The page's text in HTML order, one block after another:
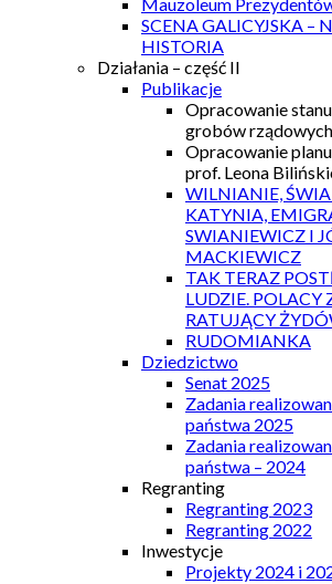
SCENA GALICYJSKA –
HISTORIA
Działania – część II
Publikacje
Opracowanie
grobów
Opracowanie
prof. Leona
WILNIANIE,
KATYNIA,
SWIANIEWICZ I
MACKIEWICZ
TAK TERAZ
LUDZIE. POLACY
RATUJĄCY
RUDOMIANKA
Dziedzictwo
Senat 2025
Zadania
państwa 2025
Zadania
państwa – 2024
Regranting
Regranting 2023
Regranting 2022
Inwestycje
Projekty 2024 i